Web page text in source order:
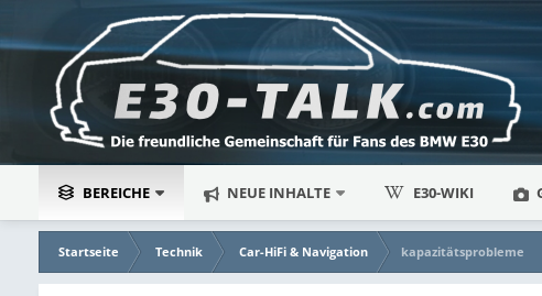
BEREICHE NEUE INHALTE E30-WIKI
Startseite Technik Car-HiFi & Navigation kapazitätsprobleme